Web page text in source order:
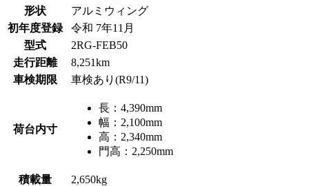
形状
アルミウィング
初年度登録
令和 7年11月
型式
2RG-FEB50
走行距離
8,251km
車検期限
車検あり(R9/11)
荷台内寸
長： 4,390mm
幅： 2,100mm
高： 2,340mm
門高： 2,250mm
積載量
2,650kg